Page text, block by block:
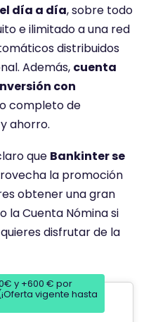
día a día, sobre todo
e ilimitado a una red
distribuidos
Además, cuenta
con
completo de
ahorro.
que Bankinter se
la promoción
obtener una gran
la Cuenta Nómina si
disfrutar de la
y +600 € por
vigente hasta